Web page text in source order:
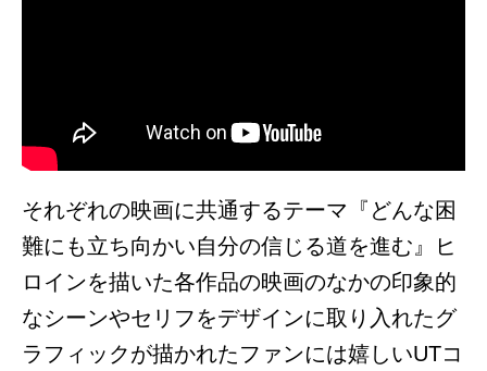
それぞれの映画に共通するテーマ『どんな困
難にも立ち向かい自分の信じる道を進む』ヒ
ロインを描いた各作品の映画のなかの印象的
なシーンやセリフをデザインに取り入れたグ
ラフィックが描かれたファンには嬉しいUTコ